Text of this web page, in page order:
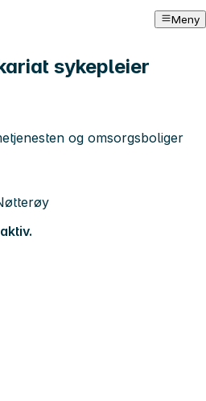
Meny
sykepleier
og omsorgsboliger